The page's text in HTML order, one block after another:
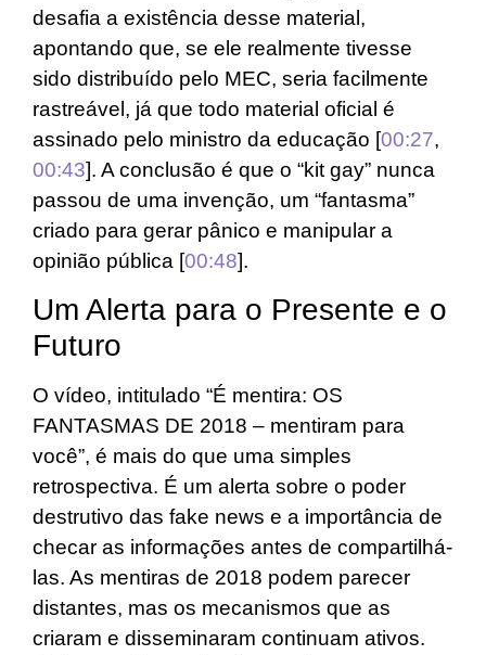
desafia a existência desse material,
apontando que, se ele realmente tivesse
sido distribuído pelo MEC, seria facilmente
rastreável, já que todo material oficial é
assinado pelo ministro da educação [00:27,
00:43]. A conclusão é que o “kit gay” nunca
passou de uma invenção, um “fantasma”
criado para gerar pânico e manipular a
opinião pública [00:48].
Um Alerta para o Presente e o
Futuro
O vídeo, intitulado “É mentira: OS
FANTASMAS DE 2018 – mentiram para
você”, é mais do que uma simples
retrospectiva. É um alerta sobre o poder
destrutivo das fake news e a importância de
checar as informações antes de compartilhá-
las. As mentiras de 2018 podem parecer
distantes, mas os mecanismos que as
criaram e disseminaram continuam ativos.